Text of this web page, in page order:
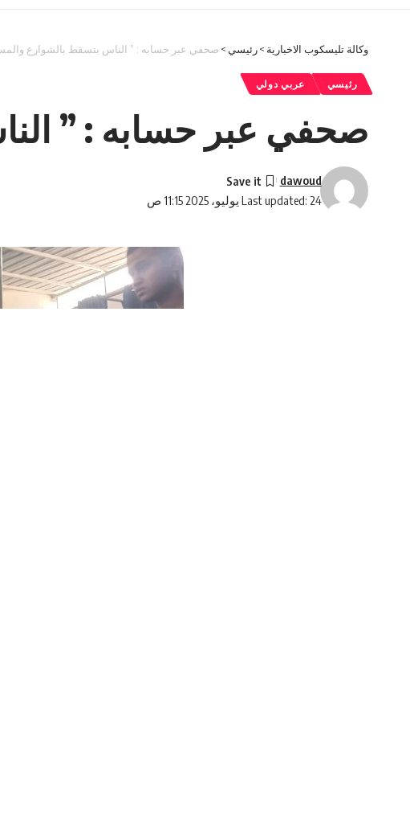
وكالة تليسكوب الاخبارية >رئيسي > صحفي عبر حسابه : ” الناس بتسقط بالشوارع
رئيسي عربي دولي
صحفي عبر حسابه : ”
Last updated: 24 يوليو، 2025 11:15 ص
dawoud